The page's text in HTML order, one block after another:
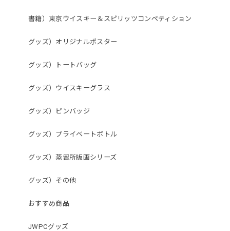
書籍）東京ウイスキー＆スピリッツコンペティション
グッズ）オリジナルポスター
グッズ）トートバッグ
グッズ）ウイスキーグラス
グッズ）ピンバッジ
グッズ）プライベートボトル
グッズ）蒸留所版画シリーズ
グッズ）その他
おすすめ商品
JWPCグッズ